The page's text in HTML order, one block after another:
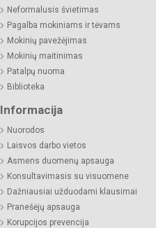
Neformalusis švietimas
Pagalba mokiniams ir tėvams
Mokinių pavežėjimas
Mokinių maitinimas
Patalpų nuoma
Biblioteka
Informacija
Nuorodos
Laisvos darbo vietos
Asmens duomenų apsauga
Konsultavimasis su visuomene
Dažniausiai užduodami klausimai
Pranešėjų apsauga
Korupcijos prevencija